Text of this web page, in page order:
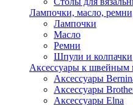
Лампочки, масло,
Лампочки
Масло
Ремни
Шпули и колпачки
Аксессуары к швейным
Аксессуары
Аксессуары
Аксессуары Elna